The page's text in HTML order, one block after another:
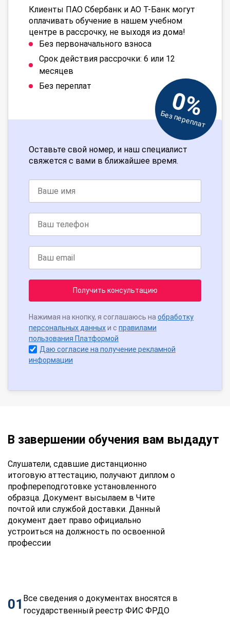
Клиенты ПАО Сбербанк и АО Т-Банк могут
оплачивать обучение в нашем учебном
центре в рассрочку, не выходя из дома!
Без первоначального взноса
Срок действия рассрочки: 6 или 12
месяцев
Без переплат
0%
Без переплат
Оставьте свой номер, и наш специалист
свяжется с вами в ближайшее время.
Получить консультацию
Нажимая на кнопку, я соглашаюсь на обработку
персональных данныхи с правилами
пользования Платформой
Даю согласие на получение рекламной
информации
В завершении обучения вам выдадут
Слушатели, сдавшие дистанционно
итоговую аттестацию, получают диплом о
профпереподготовке установленного
образца. Документ высылаем в Чите
почтой или службой доставки. Данный
документ дает право официально
устроиться на должность по освоенной
профессии
01 Все сведения о документах вносятся в
государственный реестр ФИС ФРДО